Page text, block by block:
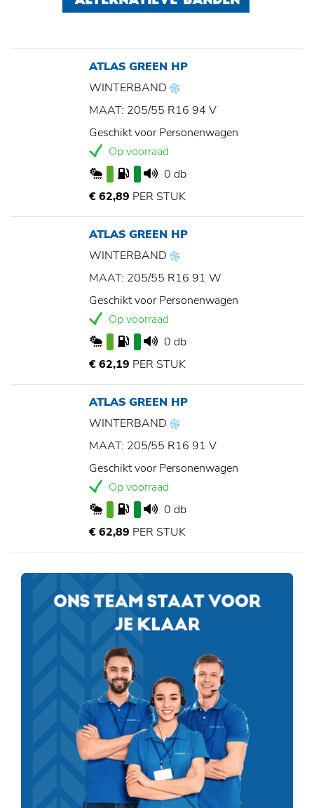
ATLAS GREEN HP
WINTERBAND
MAAT: 205/55 R16 94 V
Geschikt voor Personenwagen
Op voorraad
0 db
€ 62,89 PER STUK
ATLAS GREEN HP
WINTERBAND
MAAT: 205/55 R16 91 W
Geschikt voor Personenwagen
Op voorraad
0 db
€ 62,19 PER STUK
ATLAS GREEN HP
WINTERBAND
MAAT: 205/55 R16 91 V
Geschikt voor Personenwagen
Op voorraad
0 db
€ 62,89 PER STUK